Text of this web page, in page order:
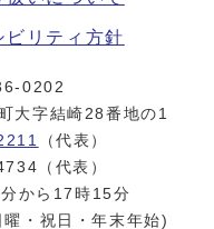
ビリティ方針
0202
大字結崎28番地の1
（代表）
（代表）
から17時15分
・祝日・年末年始)